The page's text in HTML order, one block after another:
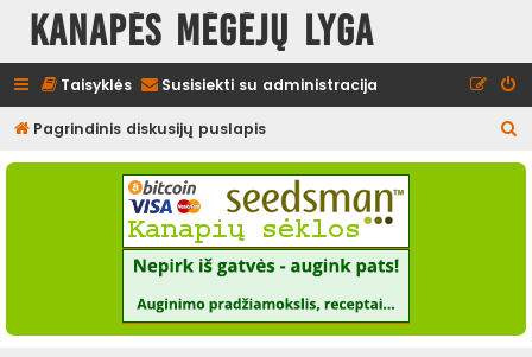
Kanapės mėgėjų lyga
Taisyklės Susisiekti su administracija
Pagrindinis diskusijų puslapis
e